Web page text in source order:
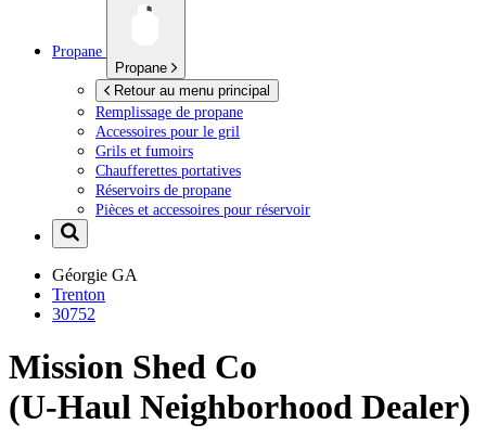
Propane
Propane
Retour au menu principal
Remplissage de propane
Accessoires pour le gril
Grils et fumoirs
Chaufferettes portatives
Réservoirs de propane
Pièces et accessoires pour réservoir
Géorgie GA
Trenton
30752
Mission Shed Co
(U-Haul Neighborhood Dealer)